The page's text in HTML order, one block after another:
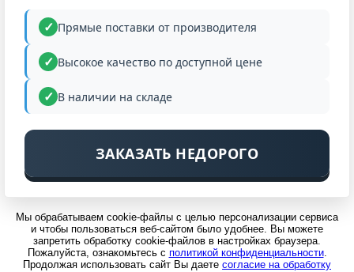
Прямые поставки от производителя
Высокое качество по доступной цене
В наличии на складе
ЗАКАЗАТЬ НЕДОРОГО
Мы обрабатываем cookie-файлы с целью персонализации сервиса
и чтобы пользоваться веб-сайтом было удобнее. Вы можете
запретить обработку cookie-файлов в настройках браузера.
Пожалуйста, ознакомьтесь с политикой конфиденциальности.
Продолжая использовать сайт Вы даете согласие на обработку